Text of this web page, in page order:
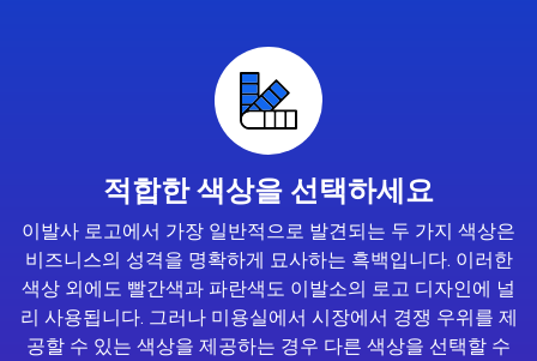
적합한 색상을 선택하세요
이발사 로고에서 가장 일반적으로 발견되는 두 가지 색상은
비즈니스의 성격을 명확하게 묘사하는 흑백입니다. 이러한
색상 외에도 빨간색과 파란색도 이발소의 로고 디자인에 널
리 사용됩니다. 그러나 미용실에서 시장에서 경쟁 우위를 제
공할 수 있는 색상을 제공하는 경우 다른 색상을 선택할 수